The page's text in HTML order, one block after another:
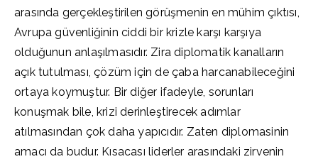
arasında gerçekleştirilen görüşmenin en mühim çıktısı,
Avrupa güvenliğinin ciddi bir krizle karşı karşıya
olduğunun anlaşılmasıdır. Zira diplomatik kanalların
açık tutulması, çözüm için de çaba harcanabileceğini
ortaya koymuştur. Bir diğer ifadeyle, sorunları
konuşmak bile, krizi derinleştirecek adımlar
atılmasından çok daha yapıcıdır. Zaten diplomasinin
amacı da budur. Kısacası liderler arasındaki zirvenin